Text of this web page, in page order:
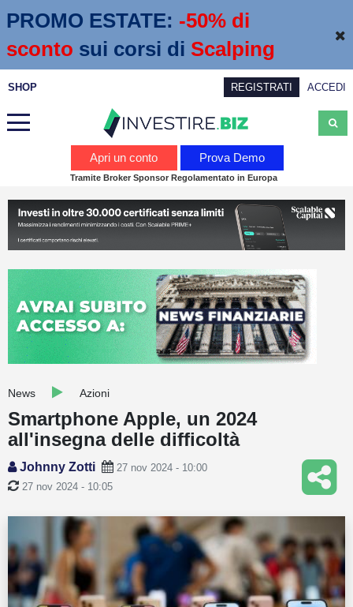
PROMO ESTATE: -50% di
sconto sui corsi di Scalping
SHOP REGISTRATI ACCEDI
Calendario economico
Webinar
Trading
Education
Quotazioni
Conto IG
Guru Monitor
Apri un conto Prova Demo
Tramite Broker Sponsor Regolamentato in Europa
News Azioni
Smartphone Apple, un 2024
all'insegna delle difficoltà
Johnny Zotti
27 nov 2024 - 10:00
27 nov 2024 - 10:05